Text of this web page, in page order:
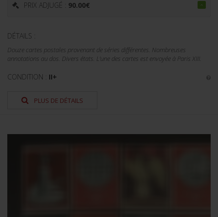
PRIX ADJUGÉ : 90.00€
DÉTAILS :
Douze cartes postales provenant de séries différentes. Nombreuses
annotations au dos. Divers états. L'une des cartes est envoyée à Paris XIII.
CONDITION : II+
PLUS DE DÉTAILS